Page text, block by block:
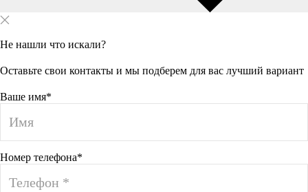
Не нашли что искали?
Оставьте свои контакты и мы подберем для вас лучший вариант
Ваше имя*
Номер телефона*